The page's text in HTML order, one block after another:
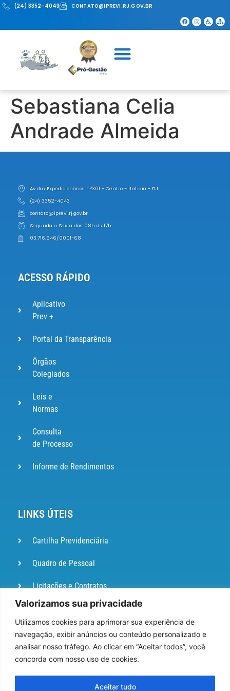
Valorizamos sua privacidade
Utilizamos cookies para aprimorar sua experiência de
navegação, exibir anúncios ou conteúdo personalizado e
analisar nosso tráfego. Ao clicar em “Aceitar todos”, você
concorda com nosso uso de cookies.
Aceitar tudo
(24) 3352-4043 CONTATO@IPREVI.RJ.GOV.BR
Sebastiana Celia
Andrade Almeida
Av dos Expedicionários nº301 - Centro - Itatiaia - RJ
(24) 3352-4043
contato@iprevi.rj.gov.br
Segunda a Sexta das 08h às 17h
03.716.646/0001-68
ACESSO RÁPIDO
Aplicativo
Prev +
Portal da Transparência
Órgãos
Colegiados
Leis e
Normas
Consulta
de Processo
Informe de Rendimentos
LINKS ÚTEIS
Cartilha Previdenciária
Quadro de Pessoal
Licitações e Contratos
Portal de
Ouvidoria
DIÁRIO
OFICIAL
Pesquisa de Satisfação